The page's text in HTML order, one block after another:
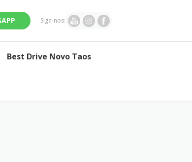
Siga-nos:
Best Drive Novo Taos